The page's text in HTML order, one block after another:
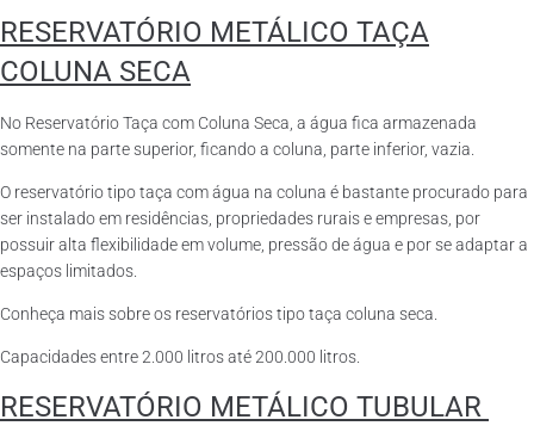
RESERVATÓRIO METÁLICO TAÇA
COLUNA SECA
No Reservatório Taça com Coluna Seca, a água fica armazenada
somente na parte superior, ficando a coluna, parte inferior, vazia.
O reservatório tipo taça com água na coluna é bastante procurado para
ser instalado em residências, propriedades rurais e empresas, por
possuir alta flexibilidade em volume, pressão de água e por se adaptar a
espaços limitados.
Conheça mais sobre os reservatórios tipo taça coluna seca.
Capacidades entre 2.000 litros até 200.000 litros.
RESERVATÓRIO METÁLICO TUBULAR